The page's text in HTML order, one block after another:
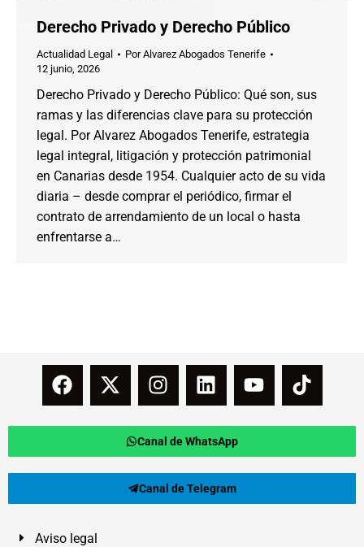
Derecho Privado y Derecho Público
Actualidad Legal PorAlvarez Abogados Tenerife
12 junio, 2026
Derecho Privado y Derecho Público: Qué son, sus
ramas y las diferencias clave para su protección
legal. Por Alvarez Abogados Tenerife, estrategia
legal integral, litigación y protección patrimonial
en Canarias desde 1954. Cualquier acto de su vida
diaria – desde comprar el periódico, firmar el
contrato de arrendamiento de un local o hasta
enfrentarse a…
Canal de WhatsApp
Canal de Telegram
Aviso legal